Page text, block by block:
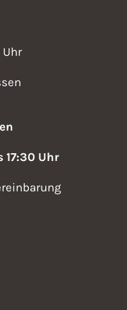
Uhr
17:30 Uhr